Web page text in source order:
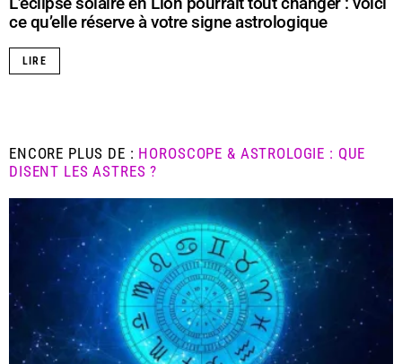
ce qu’elle réserve à votre signe astrologique
LIRE
ENCORE PLUS DE : HOROSCOPE & ASTROLOGIE : QUE
DISENT LES ASTRES ?